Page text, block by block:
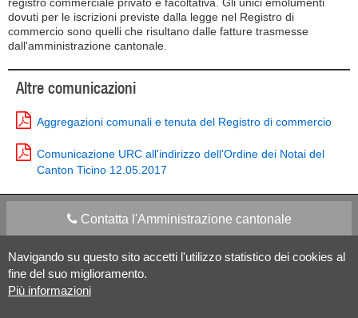
Navigando su questo sito accetti l'utilizzo statistico dei cookies al
fine del suo miglioramento.
Più informazioni
dovuti per le iscrizioni previste dalla legge nel Registro di
commercio sono quelli che risultano dalle fatture trasmesse
dall'amministrazione cantonale.
Altre comunicazioni
Aggregazioni comunali e tenuta del Registro di commercio
Comunicazione URC all'indirizzo dell'Ordine dei Notai del
Canton Ticino 12.05.2017
Contatta l'Amministrazione cantonale
Apps Mobile Social media